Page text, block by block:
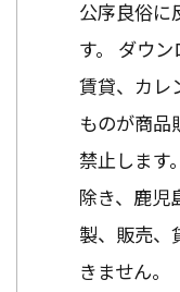
公序良俗に
す。 ダウ
賃貸、カレ
ものが商品
禁止します
除き、鹿児
製、販売、
きません。